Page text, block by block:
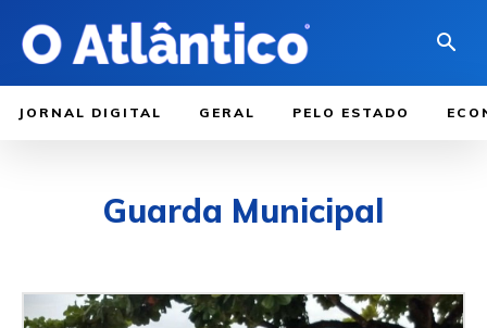
JORNAL DIGITAL GERAL PELO ESTADO
Guarda Municipal